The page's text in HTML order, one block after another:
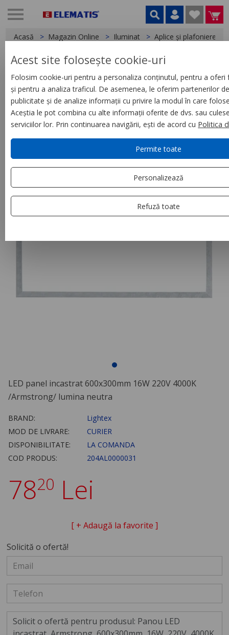
Acasă Magazin Online Iluminat Aplice și plafoniere
< Aplice și plafoniere
Panou LED incastrat,
Armstrong, 600x300mm, 16W,
220V, 4000K
LED panel incastrat 600x300mm 16W 220V 4000K
/Armstrong/ lumina neutra
BRAND:
Lightex
MOD DE LIVRARE:
CURIER
DISPONIBILITATE:
LA COMANDA
COD PRODUS:
204AL0000031
7820 Lei
[ + Adaugă la favorite ]
Solicită o ofertă!
Acest site folosește cookie-uri
Folosim cookie-uri pentru a personaliza conținutul, pentru a oferi
și pentru a analiza traficul. De asemenea, le oferim partenerilor
publicitate și de analize informații cu privire la modul în care
Aceștia le pot combina cu alte informații oferite de dvs. sau
serviciilor lor. Prin continuarea navigării, ești de acord cu Politica
Permite toate
Personalizează
Refuză toate